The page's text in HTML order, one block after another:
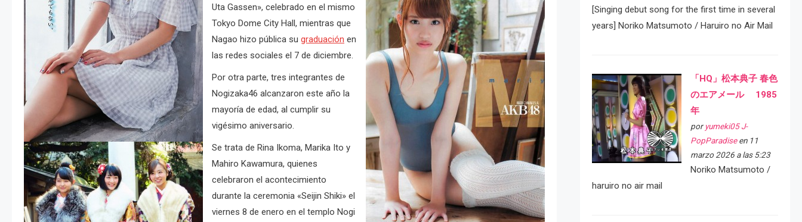
Uta Gassen», celebrado en el mismo
Tokyo Dome City Hall, mientras que
Nagao hizo pública su graduación en
las redes sociales el 7 de diciembre.
Por otra parte, tres integrantes de
Nogizaka46 alcanzaron este año la
mayoría de edad, al cumplir su
vigésimo aniversario.
Se trata de Rina Ikoma, Marika Ito y
Mahiro Kawamura, quienes
celebraron el acontecimiento
durante la ceremonia «Seijin Shiki» el
viernes 8 de enero en el templo Nogi
[Singing debut song for the first time in several
years] Noriko Matsumoto / Haruiro no Air Mail
「HQ」松本典子 春色
のエアメール 1985
年
por yumeki05 J-
PopParadiseen 11
marzo 2026 a las 5:23
Noriko Matsumoto /
haruiro no air mail